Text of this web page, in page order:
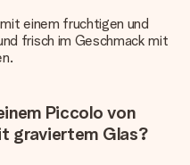
einem fruchtigen und
frisch im Geschmack mit
Piccolo von
graviertem Glas?